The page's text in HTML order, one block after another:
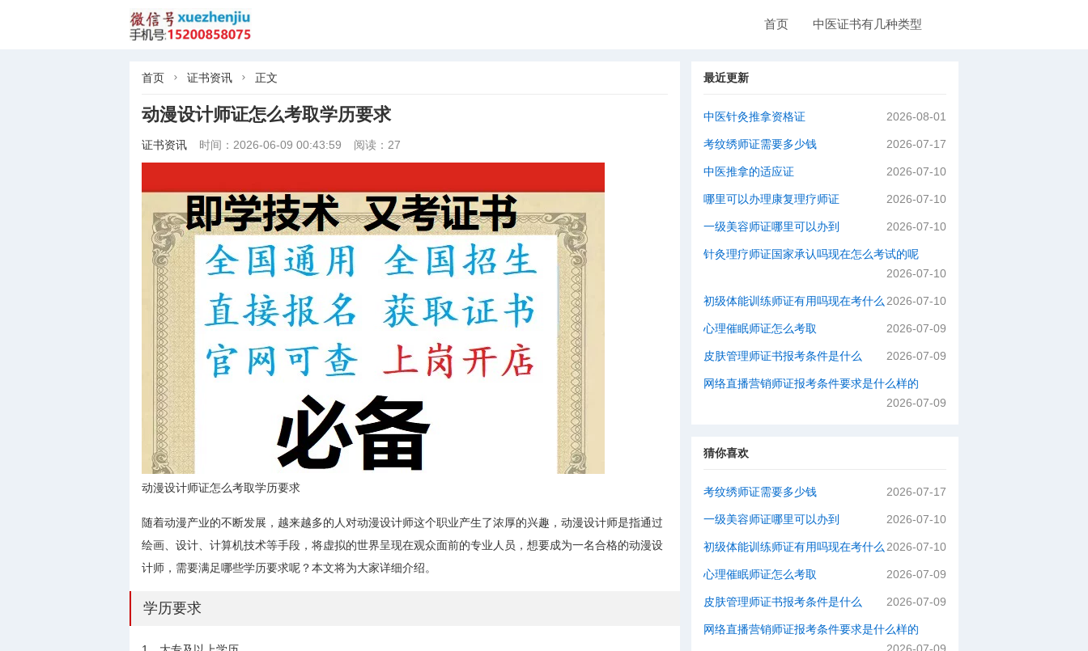
首页 中医证书有几种类型
首页  证书资讯  正文
动漫设计师证怎么考取学历要求
证书资讯 时间：2026-06-09 00:43:59 阅读：27
动漫设计师证怎么考取学历要求
随着动漫产业的不断发展，越来越多的人对动漫设计师这个职业产生了浓厚的兴趣，动漫设计师是指通过
绘画、设计、计算机技术等手段，将虚拟的世界呈现在观众面前的专业人员，想要成为一名合格的动漫设
计师，需要满足哪些学历要求呢？本文将为大家详细介绍。
学历要求
最近更新
中医针灸推拿资格证 2026-08-01
考纹绣师证需要多少钱 2026-07-17
中医推拿的适应证 2026-07-10
哪里可以办理康复理疗师证 2026-07-10
一级美容师证哪里可以办到 2026-07-10
针灸理疗师证国家承认吗现在怎么考试的呢
2026-07-10
初级体能训练师证有用吗现在考什么 2026-07-10
心理催眠师证怎么考取 2026-07-09
皮肤管理师证书报考条件是什么 2026-07-09
网络直播营销师证报考条件要求是什么样的
2026-07-09
猜你喜欢
考纹绣师证需要多少钱 2026-07-17
一级美容师证哪里可以办到 2026-07-10
初级体能训练师证有用吗现在考什么 2026-07-10
心理催眠师证怎么考取 2026-07-09
皮肤管理师证书报考条件是什么 2026-07-09
网络直播营销师证报考条件要求是什么样的